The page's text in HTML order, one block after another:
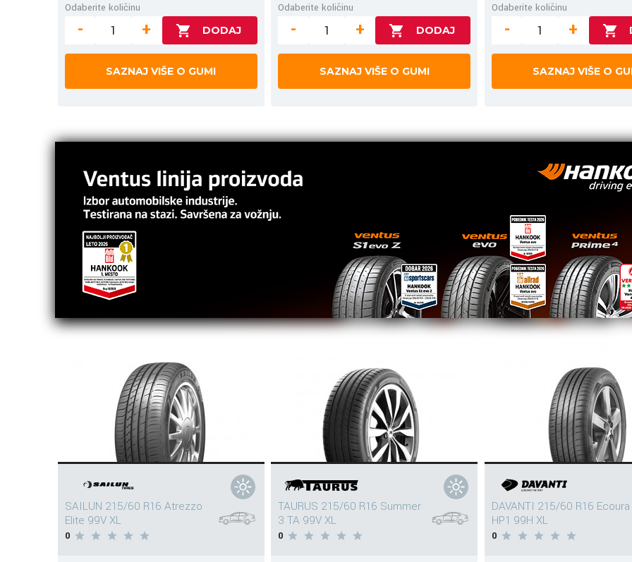
Odaberite količinu
- +
SAZNAJ VIŠE O GUMI
Odaberite količinu
- +
SAZNAJ VIŠE O GUMI
Odaberite količinu
- +
SAZNAJ VIŠE O
SAILUN 215/60 R16 Atrezzo
Elite 99V XL
0
TAURUS 215/60 R16 Summer
3 TA 99V XL
0
DAVANTI 215/60 R16 Ecoura
HP1 99H XL
0